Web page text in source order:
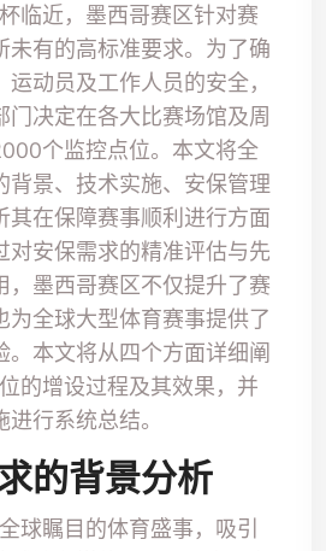
临近，墨西哥赛区针对赛
未有的高标准要求。为了确
动员及工作人员的安全，
门决定在各大比赛场馆及周
个监控点位。本文将全
背景、技术实施、安保管理
其在保障赛事顺利进行方面
对安保需求的精准评估与先
，墨西哥赛区不仅提升了赛
为全球大型体育赛事提供了
。本文将从四个方面详细阐
的增设过程及其效果，并
行系统总结。
的背景分析
球瞩目的体育盛事，吸引